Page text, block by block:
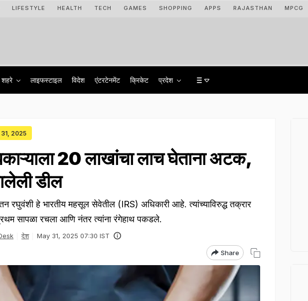
LIFESTYLE HEALTH TECH GAMES SHOPPING APPS RAJASTHAN MPCG
शहरे लाइफस्टाइल विदेश एंटरटेनमेंट क्रिकेट प्रदेश
2025
20 लाखांचा लाच घेताना अटक,
डील
रघुवंशी हे भारतीय महसूल सेवेतील (IRS) अधिकारी आहे. त्यांच्याविरुद्ध तक्रार
सापळा रचला आणि नंतर त्यांना रंगेहाथ पकडले.
देश May 31, 2025 07:30 IST
Share